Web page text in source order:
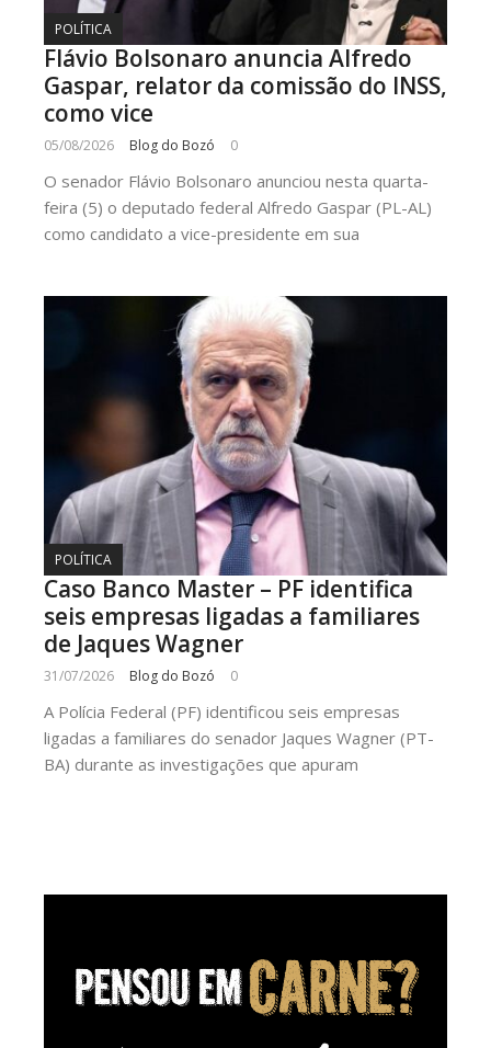
POLÍTICA
Flávio Bolsonaro anuncia Alfredo
Gaspar, relator da comissão do INSS,
como vice
05/08/2026 Blog do Bozó 0
O senador Flávio Bolsonaro anunciou nesta quarta-
feira (5) o deputado federal Alfredo Gaspar (PL-AL)
como candidato a vice-presidente em sua
POLÍTICA
Caso Banco Master – PF identifica
seis empresas ligadas a familiares
de Jaques Wagner
31/07/2026 Blog do Bozó 0
A Polícia Federal (PF) identificou seis empresas
ligadas a familiares do senador Jaques Wagner (PT-
BA) durante as investigações que apuram